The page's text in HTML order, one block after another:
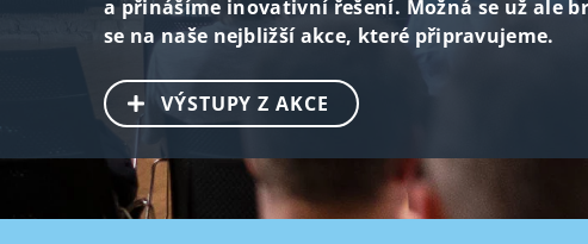
a přinášíme inovativní řešení. Možná se už ale
se na naše nejbližší akce, které připravujeme.
VÝSTUPY Z AKCE